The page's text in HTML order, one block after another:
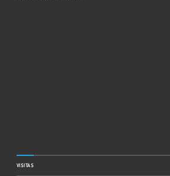
VISITAS